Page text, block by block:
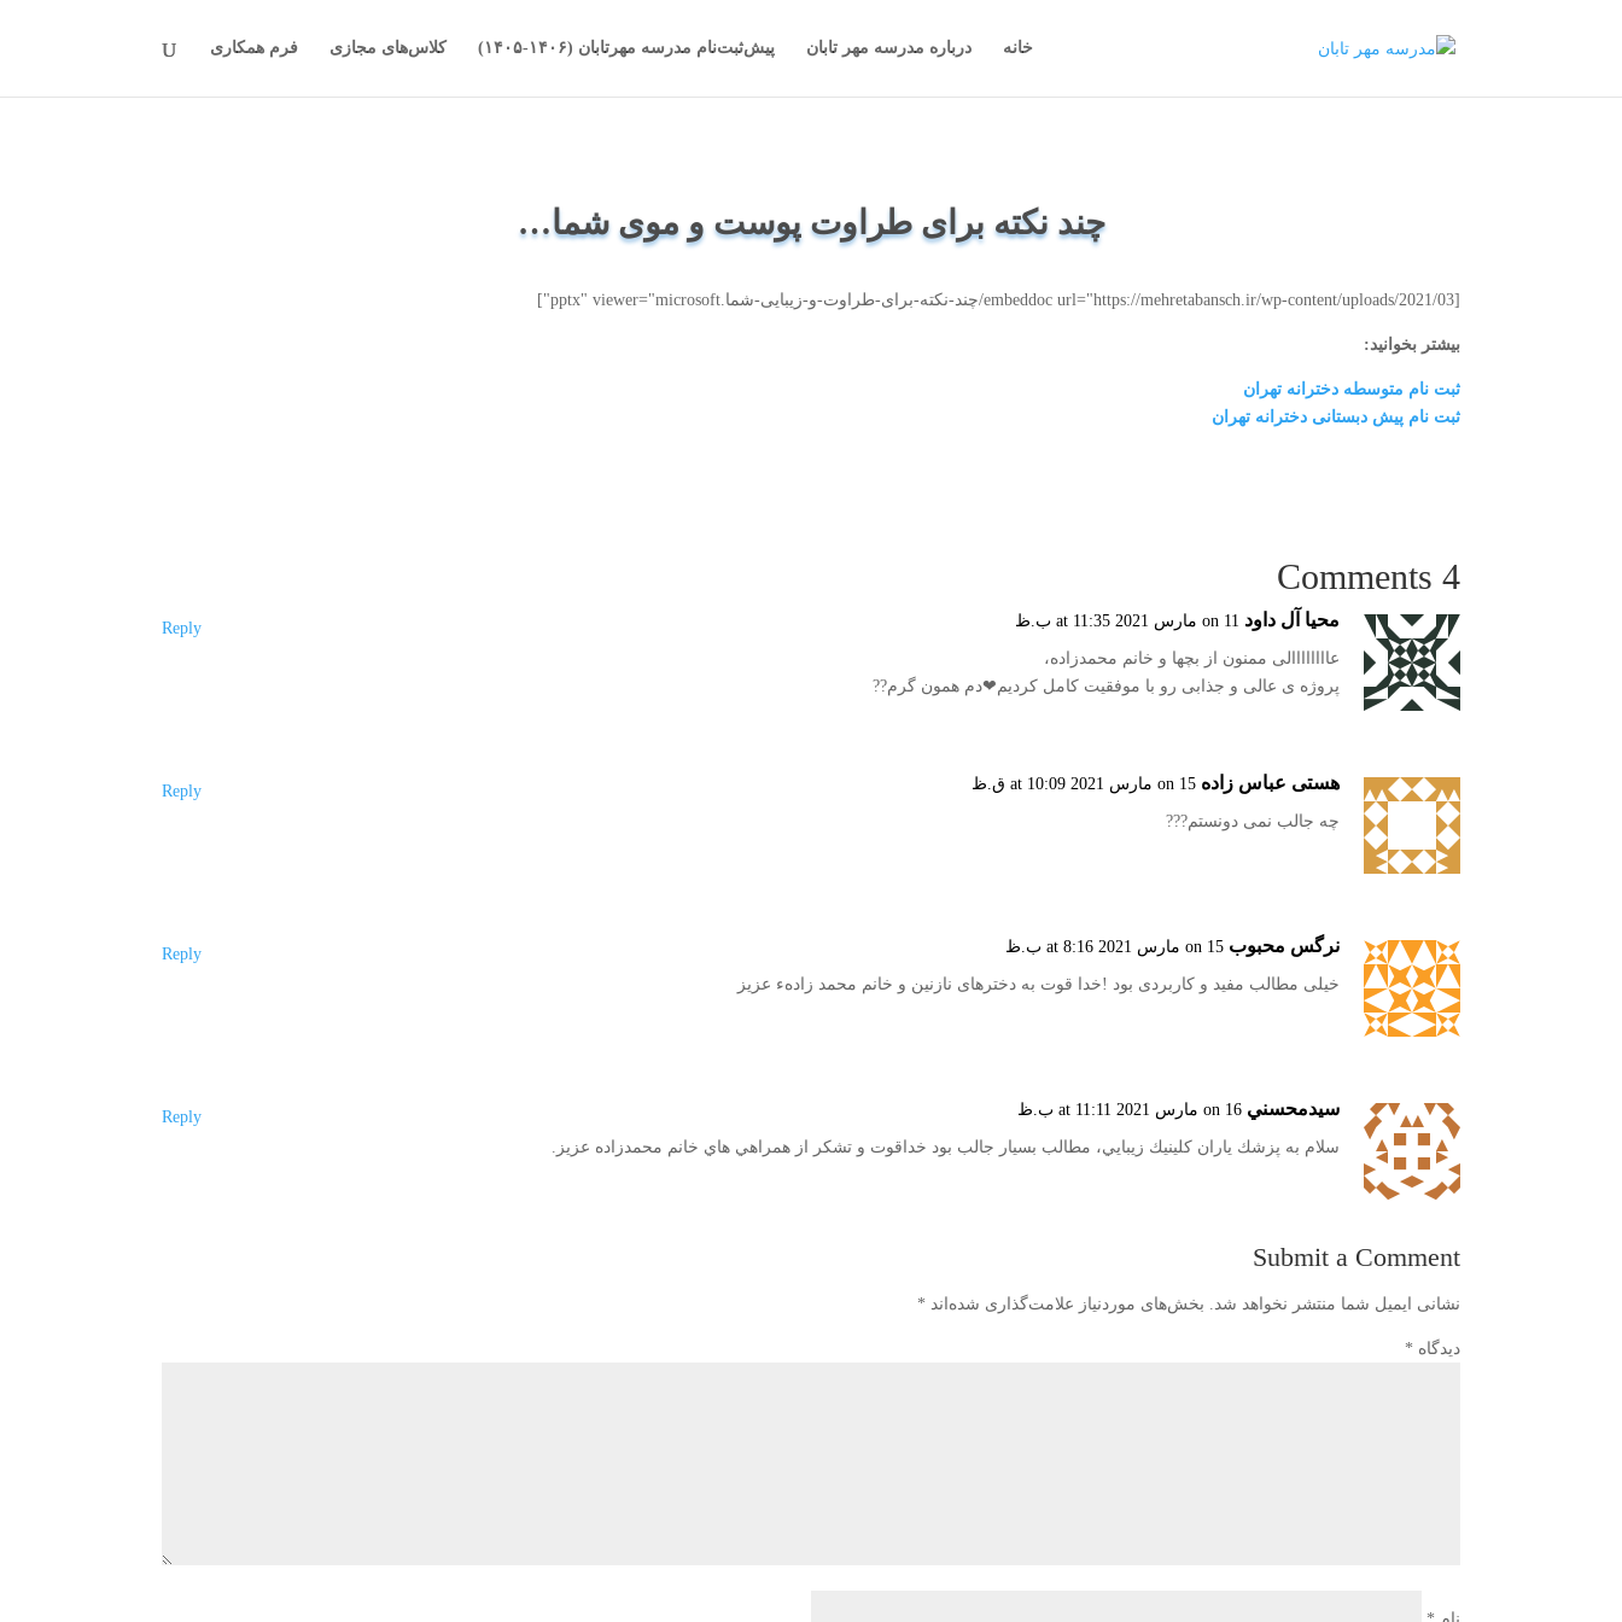
خانه درباره مدرسه مهر تابان پیش‌ثبت‌نام مدرسه مهرتابان (۱۴۰۶-۱۴۰۵) کلاس‌های مجازی فرم همکاری
چند نکته برای طراوت پوست و موی شما…
[embeddoc url="https://mehretabansch.ir/wp-content/uploads/2021/03/چند-نکته-برای-طراوت-و-زیبایی-شما.pptx" viewer="microsoft"]
بیشتر بخوانید:
ثبت نام متوسطه دخترانه تهران
ثبت نام پیش دبستانی دخترانه تهران
4 Comments
محیا آل داود on 11 مارس 2021 at 11:35 ب.ظ
عاااااااالی ممنون از بچها و خانم محمدزاده،
پروژه ی عالی و جذابی رو با موفقیت کامل کردیم❤دم همون گرم??
Reply
هستی عباس زاده on 15 مارس 2021 at 10:09 ق.ظ
چه جالب نمی دونستم???
Reply
نرگس محبوب on 15 مارس 2021 at 8:16 ب.ظ
خیلی مطالب مفید و کاربردی بود !خدا قوت به دخترهای نازنین و خانم محمد زادهء عزیز
Reply
سيدمحسني on 16 مارس 2021 at 11:11 ب.ظ
سلام به پزشك ياران كلينيك زيبايي، مطالب بسيار جالب بود خداقوت و تشكر از همراهي هاي خانم محمدزاده عزيز.
Reply
Submit a Comment
نشانی ایمیل شما منتشر نخواهد شد. بخش‌های موردنیاز علامت‌گذاری شده‌اند *
دیدگاه *